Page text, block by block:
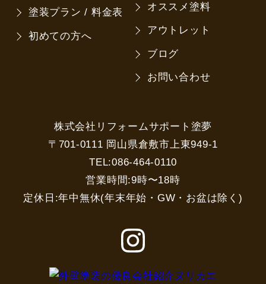
塗装プラン / 料金表
初めての方へ
オススメ塗料
アウトレット
ブログ
お問い合わせ
株式会社リフォームサポート塗夢
〒701-0111 岡山県倉敷市上東949-1
TEL:086-464-0110
営業時間:9時〜18時
定休日:年中無休(年末年始・GW・お盆は除く)